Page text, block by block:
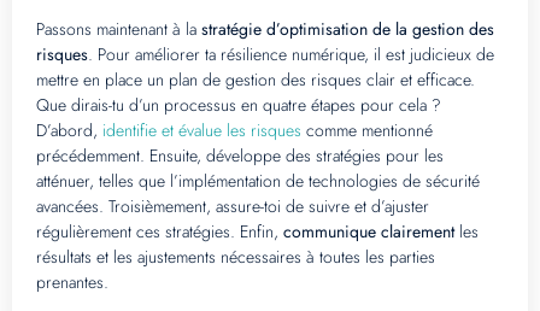
Passons maintenant à la stratégie d’optimisation de la gestion des
risques. Pour améliorer ta résilience numérique, il est judicieux de
mettre en place un plan de gestion des risques clair et efficace.
Que dirais-tu d’un processus en quatre étapes pour cela ?
D’abord, identifie et évalue les risques comme mentionné
précédemment. Ensuite, développe des stratégies pour les
atténuer, telles que l’implémentation de technologies de sécurité
avancées. Troisièmement, assure-toi de suivre et d’ajuster
régulièrement ces stratégies. Enfin, communique clairementles
résultats et les ajustements nécessaires à toutes les parties
prenantes.